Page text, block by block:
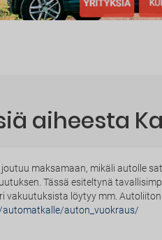
aiheesta
maksamaan, mikäli autolle
Tässä esiteltynä
vakuutuksista löytyy mm.
auton_vuokraus/